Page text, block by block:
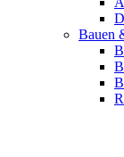
Bauen